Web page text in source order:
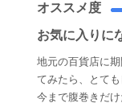
オススメ度
お気に入りに
地元の百貨店に
てみたら、とて
今まで腹巻きだ